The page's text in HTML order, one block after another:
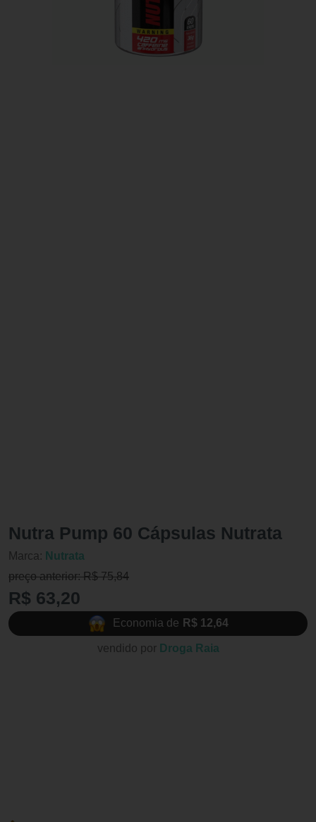
Nutra Pump 60 Cápsulas Nutrata
Marca: Nutrata
preço anterior: R$ 75,84
R$ 63,20
Economia de R$ 12,64
vendido por Droga Raia